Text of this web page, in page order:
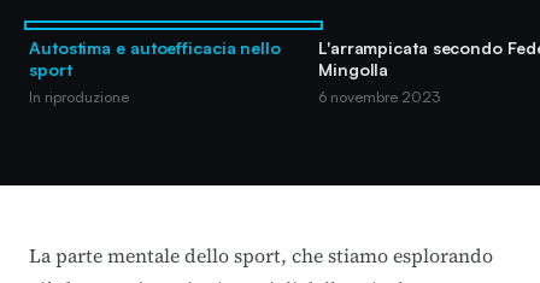
Autostima e autoefficacia nello
sport
In riproduzione
L'arrampicata secondo
Mingolla
6 novembre 2023
La parte mentale dello sport, che stiamo esplorando